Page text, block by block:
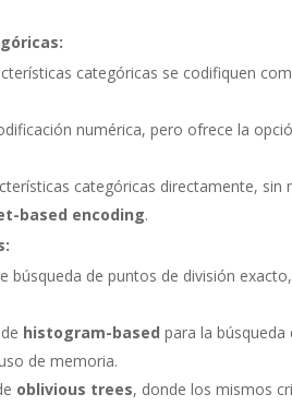
categóricas se codifiquen
numérica, pero ofrece la
categóricas directamente, sin
based encoding.
búsqueda de puntos de división
histogram-based para la
de memoria.
oblivious trees, donde los mismos